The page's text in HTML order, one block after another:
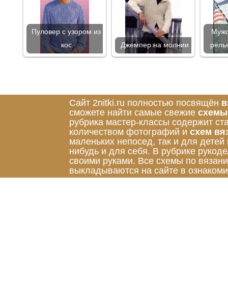
Пуловер с узором из
кос
Джемпер на молнии
Сайт 2nitki.ru полностью посвящён
сможете найти самые свежие схемы
рубрика мастер-классы содержит
количеством фотографий и схем
маленьких непосед, так и для
нибудь и для себя. В рубрике
своими руками. Все схемы по
выкладываются на сайте в